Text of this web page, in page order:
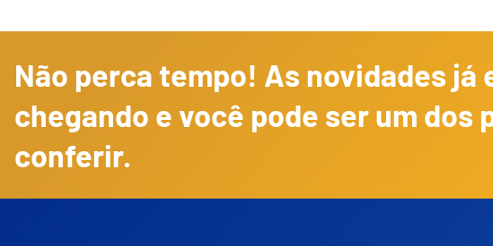
Não perca tempo! As novidades já
chegando e você pode ser um dos
conferir.